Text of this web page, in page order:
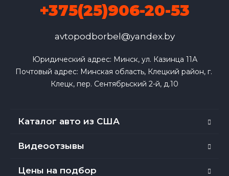
+375(25)906-20-53
avtopodborbel@yandex.by
Юридический адрес: Минск, ул. Казинца 11А
Почтовый адрес: Минская область, Клецкий район, г.
Клецк, пер. Сентябрьский 2-й, д.10
Каталог авто из США
Видеоотзывы
Цены на подбор